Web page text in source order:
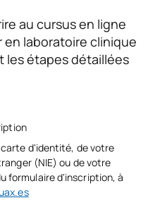
au
OB 3
OB 0
au cursus en ligne
laboratoire clinique
les étapes détaillées
carte d'identité, de votre
(NIE) ou de votre
formulaire d'inscription, à